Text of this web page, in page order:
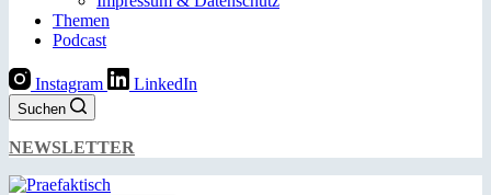
Themen
Podcast
Instagram LinkedIn
Suchen
NEWSLETTER